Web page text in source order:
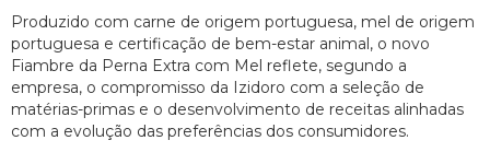
Produzido com carne de origem portuguesa, mel de origem
portuguesa e certificação de bem-estar animal, o novo
Fiambre da Perna Extra com Mel reflete, segundo a
empresa, o compromisso da Izidoro com a seleção de
matérias-primas e o desenvolvimento de receitas alinhadas
com a evolução das preferências dos consumidores.